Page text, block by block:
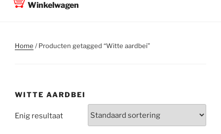
Winkelwagen
Home / Producten getagged “Witte aardbei”
WITTE AARDBEI
Enig resultaat